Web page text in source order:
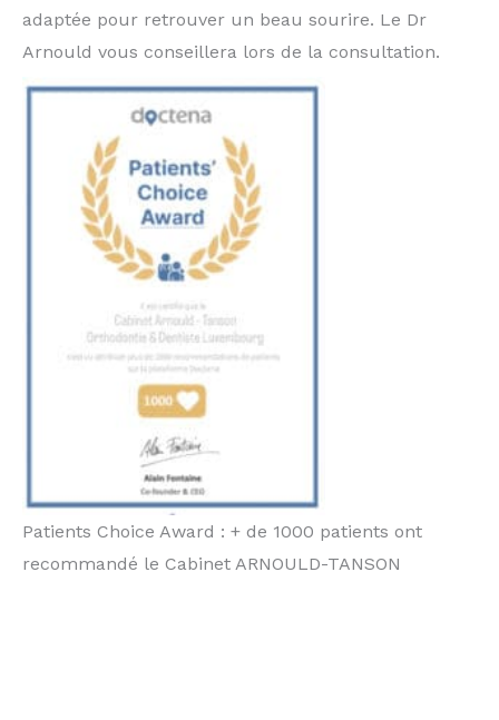
adaptée pour retrouver un beau sourire. Le Dr
Arnould vous conseillera lors de la consultation.
Patients Choice Award : + de 1000 patients ont
recommandé le Cabinet ARNOULD-TANSON